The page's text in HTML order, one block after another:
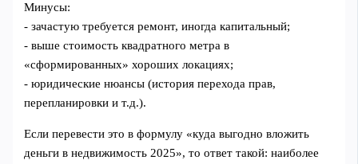
Минусы:
- зачастую требуется ремонт, иногда капитальный;
- выше стоимость квадратного метра в
«сформированных» хороших локациях;
- юридические нюансы (история перехода прав,
перепланировки и т.д.).
Если перевести это в формулу «куда выгодно вложить
деньги в недвижимость 2025», то ответ такой: наиболее